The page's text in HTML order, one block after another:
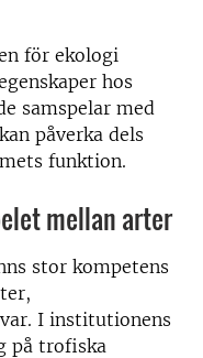
för ekologi
hos
samspelar med
påverka dels
funktion.
mellan arter
stor kompetens
I institutionens
på trofiska